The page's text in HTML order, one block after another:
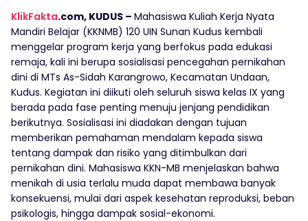
KlikFakta.com, KUDUS – Mahasiswa Kuliah Kerja Nyata
Mandiri Belajar (KKNMB) 120 UIN Sunan Kudus kembali
menggelar program kerja yang berfokus pada edukasi
remaja, kali ini berupa sosialisasi pencegahan pernikahan
dini di MTs As-Sidah Karangrowo, Kecamatan Undaan,
Kudus. Kegiatan ini diikuti oleh seluruh siswa kelas IX yang
berada pada fase penting menuju jenjang pendidikan
berikutnya. Sosialisasi ini diadakan dengan tujuan
memberikan pemahaman mendalam kepada siswa
tentang dampak dan risiko yang ditimbulkan dari
pernikahan dini. Mahasiswa KKN-MB menjelaskan bahwa
menikah di usia terlalu muda dapat membawa banyak
konsekuensi, mulai dari aspek kesehatan reproduksi, beban
psikologis, hingga dampak sosial-ekonomi.